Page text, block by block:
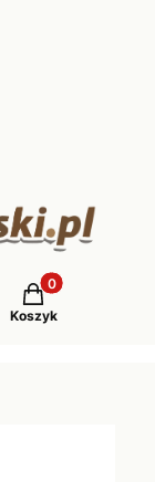
Produkty w
Koszyk